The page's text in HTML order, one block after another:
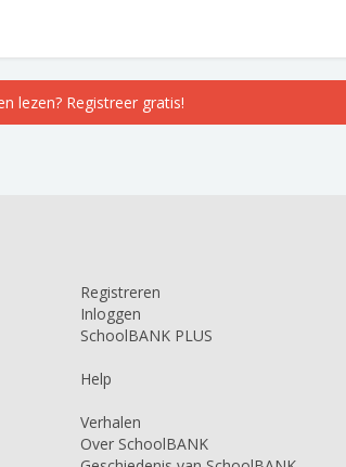
lezen? Registreer gratis!
Registreren
Inloggen
SchoolBANK PLUS
Help
Verhalen
Over SchoolBANK